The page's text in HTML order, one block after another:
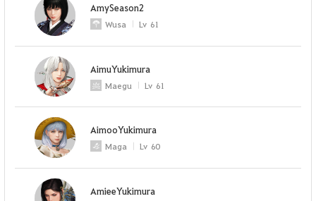
AmySeason2
Wusa Lv 61
AimuYukimura
Maegu Lv 61
AimooYukimura
Maga Lv 60
AmieeYukimura